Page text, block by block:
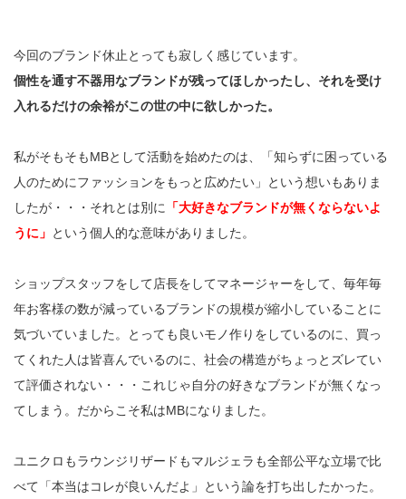
今回のブランド休止とっても寂しく感じています。
個性を通す不器用なブランドが残ってほしかったし、それを受け
入れるだけの余裕がこの世の中に欲しかった。
私がそもそもMBとして活動を始めたのは、「知らずに困っている
人のためにファッションをもっと広めたい」という想いもありま
したが・・・それとは別に
「大好きなブランドが無くならないよ
うに」 という個人的な意味がありました。
ショップスタッフをして店長をしてマネージャーをして、毎年毎
年お客様の数が減っているブランドの規模が縮小していることに
気づいていました。とっても良いモノ作りをしているのに、買っ
てくれた人は皆喜んでいるのに、社会の構造がちょっとズレてい
て評価されない・・・これじゃ自分の好きなブランドが無くなっ
てしまう。だからこそ私はMBになりました。
ユニクロもラウンジリザードもマルジェラも全部公平な立場で比
べて「本当はコレが良いんだよ」という論を打ち出したかった。